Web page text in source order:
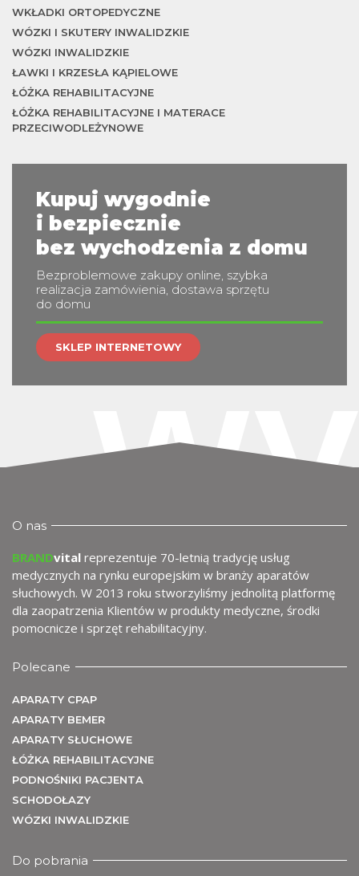
WKŁADKI ORTOPEDYCZNE
WÓZKI I SKUTERY INWALIDZKIE
WÓZKI INWALIDZKIE
ŁAWKI I KRZESŁA KĄPIELOWE
ŁÓŻKA REHABILITACYJNE
ŁÓŻKA REHABILITACYJNE I MATERACE
PRZECIWODLEŻYNOWE
Kupuj wygodnie
i bezpiecznie
bez wychodzenia z domu
Bezproblemowe zakupy online, szybka
realizacja zamówienia, dostawa sprzętu
do domu
SKLEP INTERNETOWY
O nas
BRANDvital reprezentuje 70-letnią tradycję usług
medycznych na rynku europejskim w branży aparatów
słuchowych. W 2013 roku stworzyliśmy jednolitą platformę
dla zaopatrzenia Klientów w produkty medyczne, środki
pomocnicze i sprzęt rehabilitacyjny.
Polecane
APARATY CPAP
APARATY BEMER
APARATY SŁUCHOWE
ŁÓŻKA REHABILITACYJNE
PODNOŚNIKI PACJENTA
SCHODOŁAZY
WÓZKI INWALIDZKIE
Do pobrania